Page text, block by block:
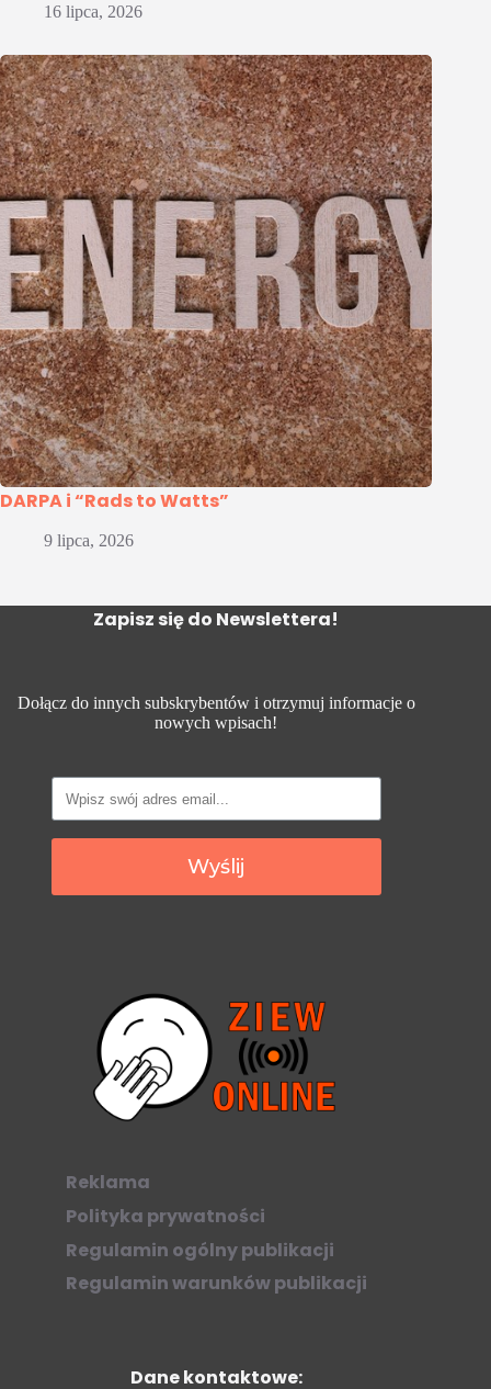
16 lipca, 2026
DARPA i “Rads to Watts”
9 lipca, 2026
Zapisz się do Newslettera!
Dołącz do innych subskrybentów i otrzymuj informacje o
nowych wpisach!
Wyślij
Reklama
Polityka prywatności
Regulamin ogólny publikacji
Regulamin warunków publikacji
Dane kontaktowe: